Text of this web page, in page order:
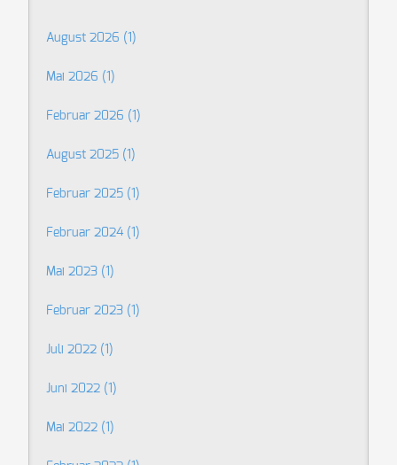
August 2026 (1)
Mai 2026 (1)
Februar 2026 (1)
August 2025 (1)
Februar 2025 (1)
Februar 2024 (1)
Mai 2023 (1)
Februar 2023 (1)
Juli 2022 (1)
Juni 2022 (1)
Mai 2022 (1)